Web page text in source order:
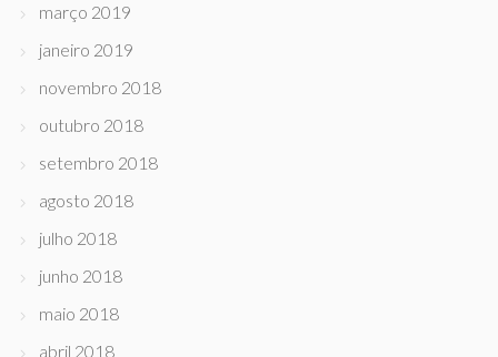
março 2019
janeiro 2019
novembro 2018
outubro 2018
setembro 2018
agosto 2018
julho 2018
junho 2018
maio 2018
abril 2018